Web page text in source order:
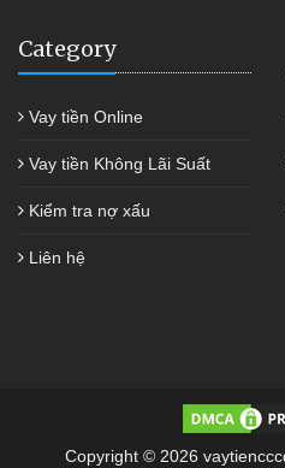
Category
Vay tiền Online
Vay tiền Không Lãi Suất
Kiểm tra nợ xấu
Liên hệ
Copyright © 2026